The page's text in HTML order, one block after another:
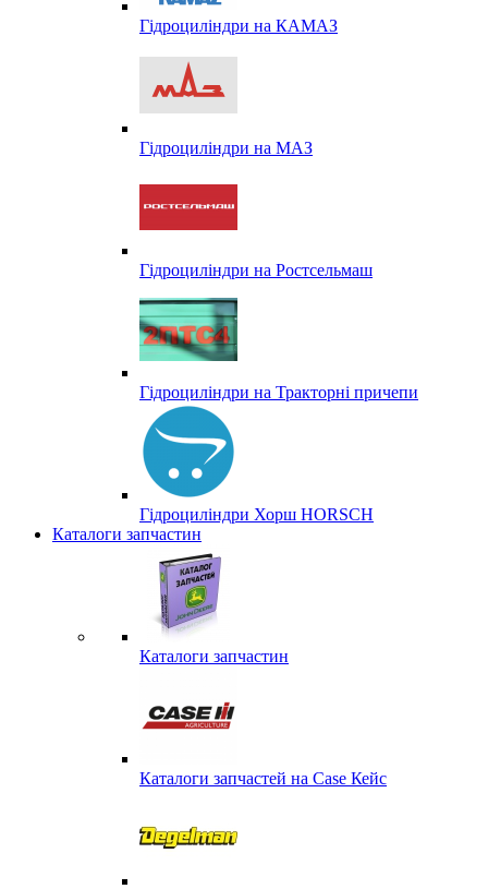
Гідроциліндри на КАМАЗ
Гідроциліндри на МАЗ
Гідроциліндри на Ростсельмаш
Гідроциліндри на Тракторні причепи
Гідроциліндри Хорш HORSCH
Каталоги запчастин
Каталоги запчастин
Каталоги запчастей на Case Кейс